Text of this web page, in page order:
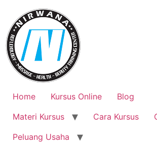
content
Home Kursus Online
Blog
Materi Kursus
Cara Kursus
Peluang Usaha